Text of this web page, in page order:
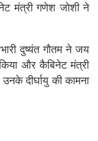
मंत्री गणेश जोशी ने
दुष्यंत गौतम ने जय
और कैबिनेट मंत्री
दीर्घायु की कामना